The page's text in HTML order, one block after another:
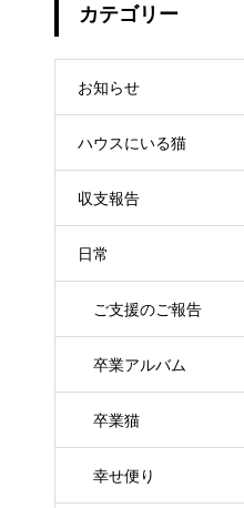
カテゴリー
お知らせ
ハウスにいる猫
収支報告
日常
ご支援のご報告
卒業アルバム
卒業猫
幸せ便り